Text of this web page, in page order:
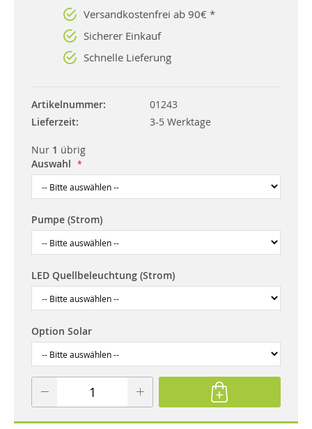
Versandkostenfrei ab 90€ *
Sicherer Einkauf
Schnelle Lieferung
Artikelnummer
01243
Lieferzeit
3-5 Werktage
Nur 1 übrig
Auswahl
Pumpe (Strom)
LED Quellbeleuchtung (Strom)
Option Solar